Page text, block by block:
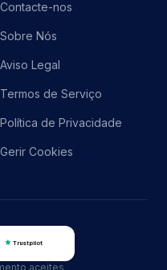
Contacte-nos
Sobre Nós
Aviso Legal
Termos de Serviço
Política de Privacidade
Gerir Cookies
Trustpilot
aceites